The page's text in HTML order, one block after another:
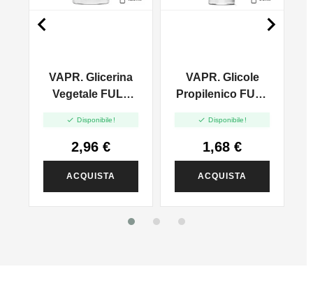
VAPR. Glicerina
Vegetale FULL
120ml
 Disponibile!
2,96 €
ACQUISTA
VAPR. Glicole
Propilenico FULL
 Disponibile!
1,68 €
ACQUISTA
 